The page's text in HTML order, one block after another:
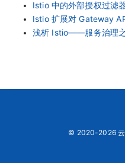
Istio 中的外部授权过滤
Istio 扩展对 Gateway
浅析 Istio——服务治理
© 2020-2026 云